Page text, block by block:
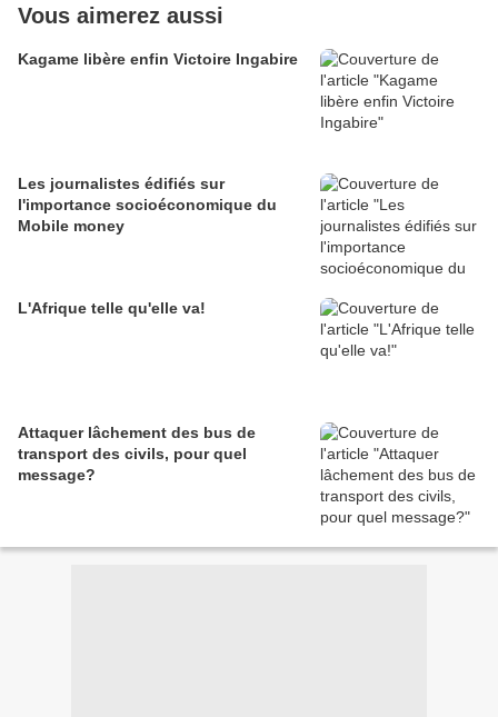
Vous aimerez aussi
Kagame libère enfin Victoire Ingabire
Les journalistes édifiés sur
l'importance socioéconomique du
Mobile money
L'Afrique telle qu'elle va!
Attaquer lâchement des bus de
transport des civils, pour quel
message?